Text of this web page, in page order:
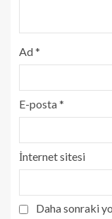
Ad*
E-posta*
İnternet sitesi
Daha sonraki